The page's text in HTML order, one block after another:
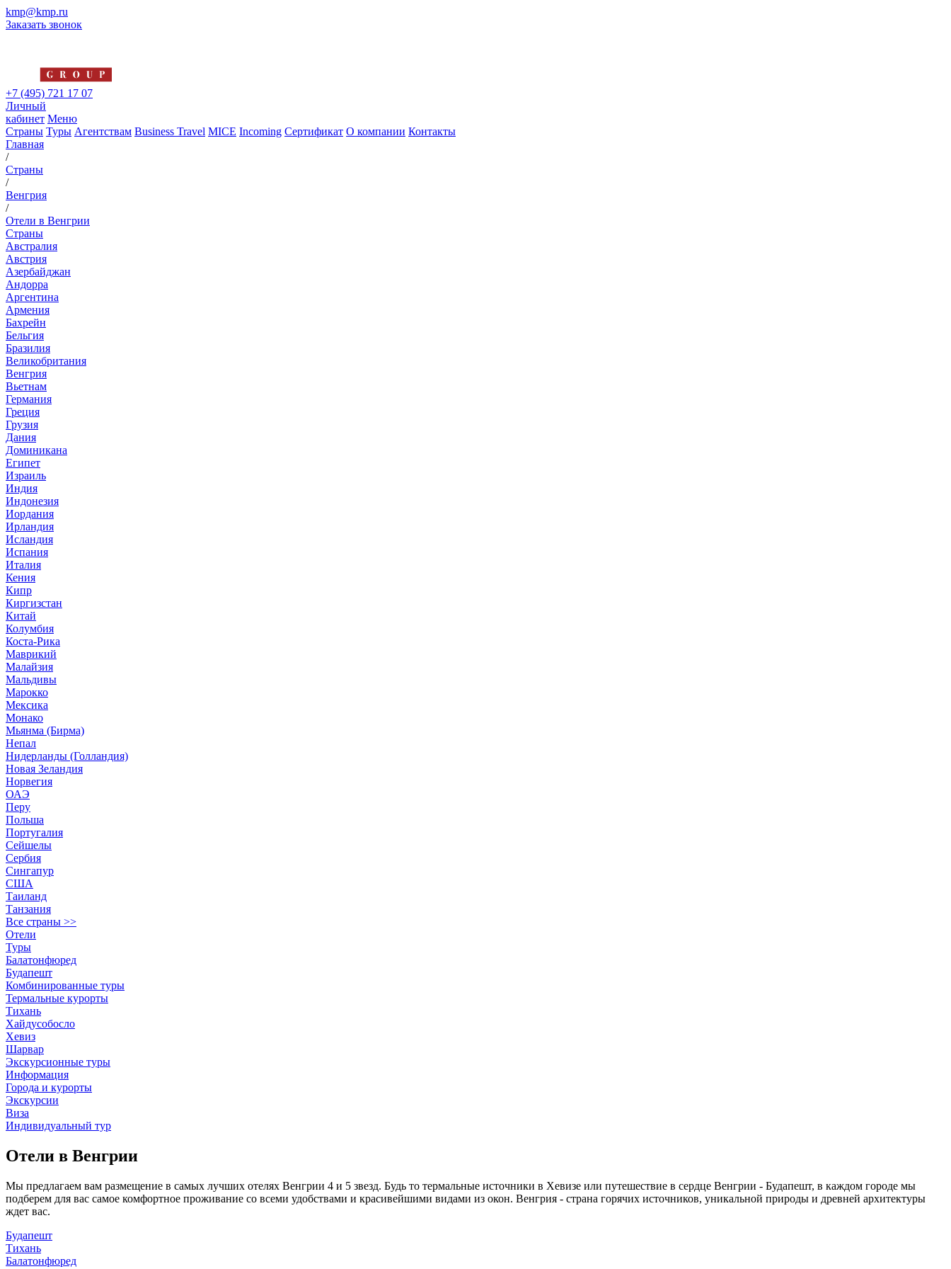
kmp@kmp.ru
Заказать звонок
+7 (495) 721 17 07
Личный
кабинет Меню
Страны Туры Агентствам Business Travel MICE Incoming Сертификат О компании Контакты
Главная
/
Страны
/
Венгрия
/
Отели в Венгрии
Страны
Австралия
Австрия
Азербайджан
Андорра
Аргентина
Армения
Бахрейн
Бельгия
Бразилия
Великобритания
Венгрия
Вьетнам
Германия
Греция
Грузия
Дания
Доминикана
Египет
Израиль
Индия
Индонезия
Иордания
Ирландия
Исландия
Испания
Италия
Кения
Кипр
Киргизстан
Китай
Колумбия
Коста-Рика
Маврикий
Малайзия
Мальдивы
Марокко
Мексика
Монако
Мьянма (Бирма)
Непал
Нидерланды (Голландия)
Новая Зеландия
Норвегия
ОАЭ
Перу
Польша
Португалия
Сейшелы
Сербия
Сингапур
США
Таиланд
Танзания
Все страны >>
Отели
Туры
Балатонфюред
Будапешт
Комбинированные туры
Термальные курорты
Тихань
Хайдусобосло
Хевиз
Шарвар
Экскурсионные туры
Информация
Города и курорты
Экскурсии
Виза
Индивидуальный тур
Отели в Венгрии
Мы предлагаем вам размещение в самых лучших отелях Венгрии 4 и 5 звезд. Будь то термальные источники в Хевизе или путешествие в сердце Венгрии - Будапешт, в каждом городе мы
подберем для вас самое комфортное проживание со всеми удобствами и красивейшими видами из окон. Венгрия - страна горячих источников, уникальной природы и древней архитектуры
ждет вас.
Будапешт
Тихань
Балатонфюред